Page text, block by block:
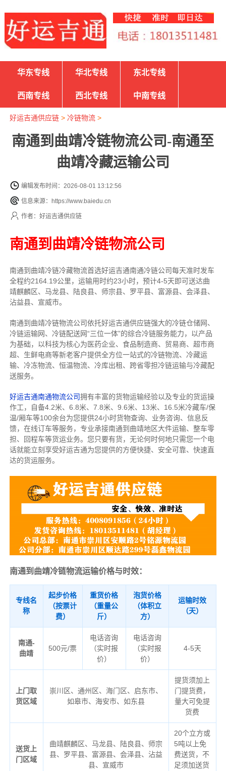
华东专线 华北专线 东北专线
西南专线 西北专线 中南专线
好运吉通供应链> 冷链物流>
南通到曲靖冷链物流公司-南通至
曲靖冷藏运输公司
编辑发布时间：2026-08-01 13:12:56
信息来源：https://www.baiedu.cn
作者：好运吉通供应链
南通到曲靖冷链物流公司
南通到曲靖冷链冷藏物流首选好运吉通南通冷链公司每天准时发车
全程约2164.19公里，运输用时约23小时，预计4-5天即可送达曲
靖麒麟区、马龙县、陆良县、师宗县、罗平县、富源县、会泽县、
沾益县、宣威市。
南通到曲靖冷链物流公司依托好运吉通供应链强大的冷链仓储网、
冷链运输网、冷链配送网“三位一体”的综合冷链服务能力，以产品
为基础，以科技为核心为医药企业、食品制造商、贸易商、超市商
超、生鲜电商等新老客户提供全方位一站式的冷链物流、冷藏运
输、冷冻物流、恒温物流、冷库出租、跨省零担冷链运输与冷藏配
送服务。
好运吉通南通物流公司拥有丰富的货物运输经验以及专业的货运操
作工，自备4.2米、6.8米、7.8米、9.6米、13米、16.5米冷藏车/保
温/厢车等100余台为您提供24小时货物查询、业务咨询、信息反
馈，在线订车等服务， 专业承接南通到曲靖地区大件运输、整车零
担、回程车等货运业务。 您只要有货，无论何时何地只需您一个电
话就能立刻享受好运吉通为您提供的方便快捷、安全可靠、快速直
达的货运服务。
南通到曲靖冷链物流运输价格与时效：
专线名
称
起步价格
（按票计
费）
重货价格
（重量公
斤）
泡货价格
（体积立
方）
运输时效
（天）
南通-
曲靖
500元/票
电话咨询
（实时报
价）
电话咨询
（实时报
价）
4-5天
上门取
货区域
崇川区、通州区、海门区、启东市、
如皋市、海安市、如东县
提货须加上
门提货费，
量大可免提
货费
送货上
门区域
曲靖麒麟区、马龙县、陆良县、师宗
县、罗平县、富源县、会泽县、沾益
县、宣威市
20个立方或
5吨以上免
费送货，不
足须加送货